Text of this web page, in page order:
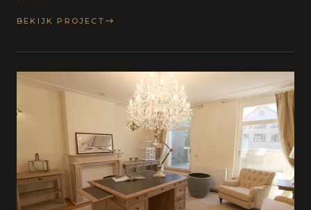
BEKIJK PROJECT